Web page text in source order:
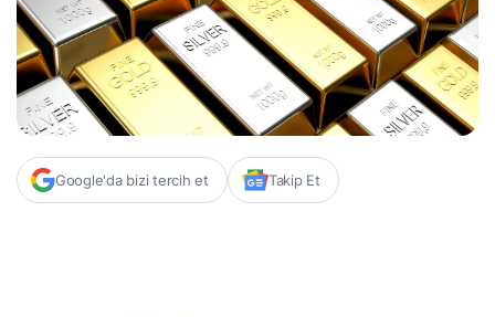
Google'da bizi tercih et Takip Et